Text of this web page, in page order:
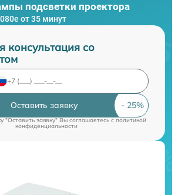
подсветки проектора
от 35 минут
консультация со
Оставить заявку
"Оставить заявку" Вы соглашаетесь cполитикой
конфиденциальности